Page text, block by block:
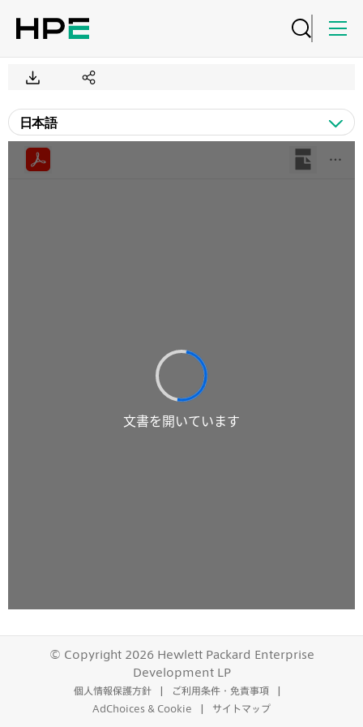
© Copyright 2026 Hewlett Packard Enterprise
Development LP
個人情報保護方針
ご利用条件・免責事項
AdChoices & Cookie
サイトマップ